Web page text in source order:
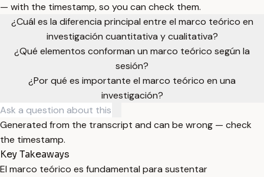
— with the timestamp, so you can check them.
¿Cuál es la diferencia principal entre el marco teórico en
investigación cuantitativa y cualitativa?
¿Qué elementos conforman un marco teórico según la
sesión?
¿Por qué es importante el marco teórico en una
investigación?
Generated from the transcript and can be wrong — check
the timestamp.
Key Takeaways
El marco teórico es fundamental para sustentar